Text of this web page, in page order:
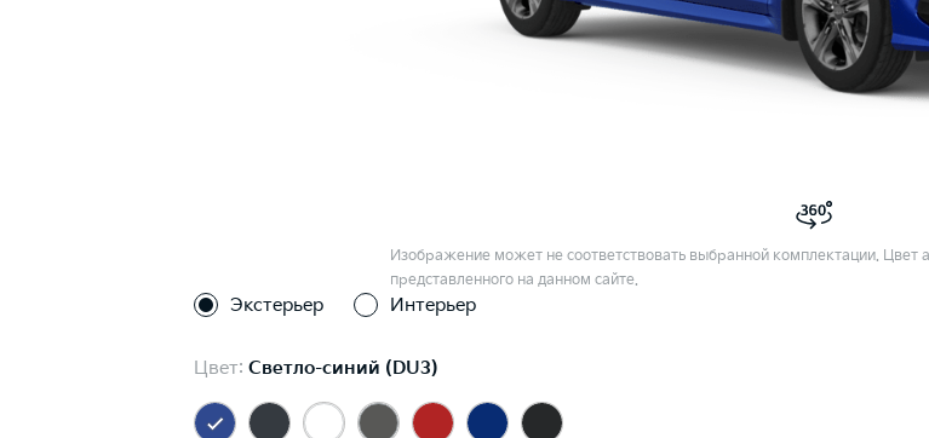
Изображение может не соответствовать выбранной комплектации. Цвет
представленного на данном сайте.
Экстерьер Интерьер
Цвет: Светло-синий (DU3)